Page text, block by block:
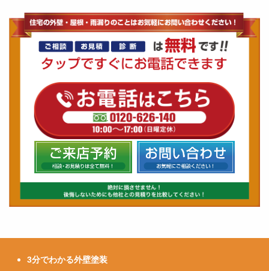
3分でわかる外壁塗装